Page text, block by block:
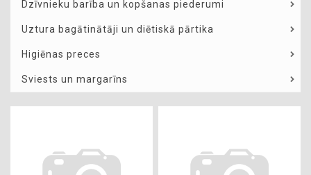
Dzīvnieku barība un kopšanas piederumi
Uztura bagātinātāji un diētiskā pārtika
Higiēnas preces
Sviests un margarīns